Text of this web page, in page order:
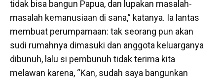
tidak bisa bangun Papua, dan lupakan masalah-
masalah kemanusiaan di sana,” katanya. Ia lantas
membuat perumpamaan: tak seorang pun akan
sudi rumahnya dimasuki dan anggota keluarganya
dibunuh, lalu si pembunuh tidak terima kita
melawan karena, “Kan, sudah saya bangunkan